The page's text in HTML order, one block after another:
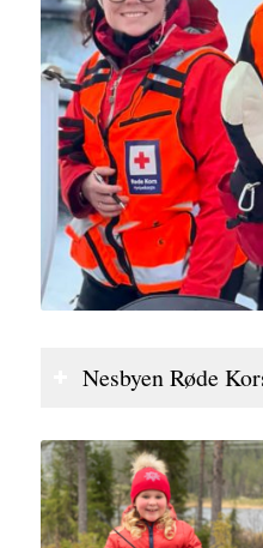
Nesbyen Røde